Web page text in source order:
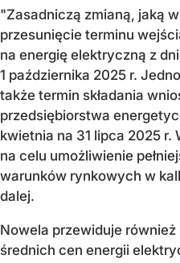
"Zasadniczą zmianą, jaką
przesunięcie terminu
na energię elektryczną z
1 października 2025 r.
także termin składania
przedsiębiorstwa
kwietnia na 31 lipca 2025 r.
na celu umożliwienie
warunków rynkowych w
dalej.
Nowela przewiduje
średnich cen energii